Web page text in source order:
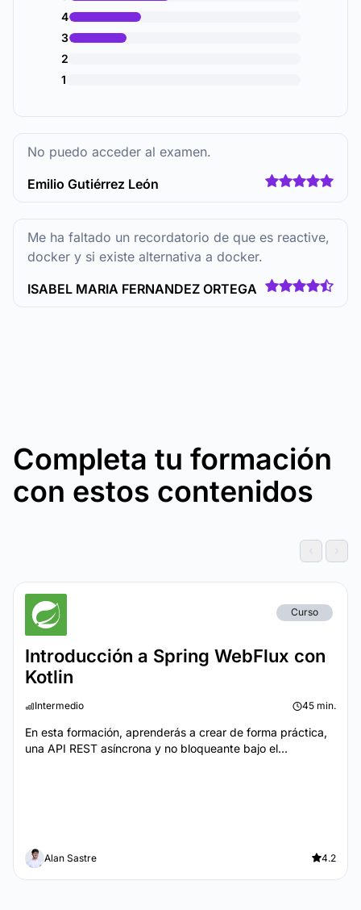
4
3
2
1
No puedo acceder al examen.
Emilio Gutiérrez León
Me ha faltado un recordatorio de que es reactive,
docker y si existe alternativa a docker.
ISABEL MARIA FERNANDEZ ORTEGA
Completa tu formación
con estos contenidos
Curso
Introducción a Spring WebFlux con
Kotlin
Intermedio 45 min.
En esta formación, aprenderás a crear de forma práctica,
una API REST asíncrona y no bloqueante bajo el...
Alan Sastre 4.2